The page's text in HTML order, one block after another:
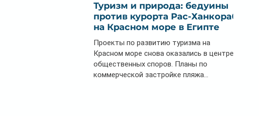
Туризм и природа: бедуины
против курорта Рас-Ханкораб
на Красном море в Египте
Проекты по развитию туризма на
Красном море снова оказались в центре
общественных споров. Планы по
коммерческой застройке пляжа...